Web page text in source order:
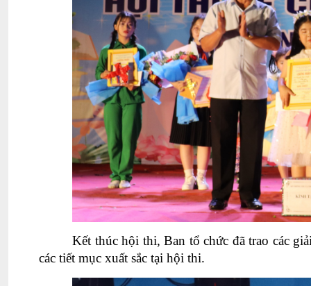
Kết thúc hội thi, Ban tổ chức đã trao các
các tiết mục xuất sắc tại hội thi.